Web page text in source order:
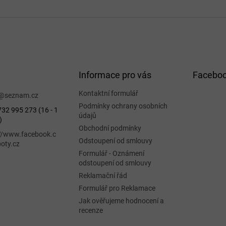
seznam.cz
995 273 (16 - 1
www.facebook.c
Informace pro vás
Kontaktní formulář
Podmínky ochrany osobních
údajů
Obchodní podmínky
Odstoupení od smlouvy
Formulář - Oznámení
odstoupení od smlouvy
Reklamační řád
Formulář pro Reklamace
Jak ověřujeme hodnocení a
recenze